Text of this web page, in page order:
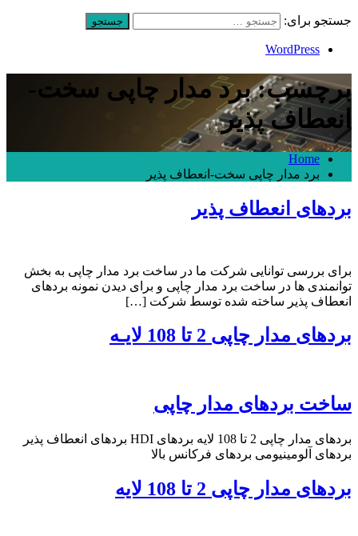
جستجو برای:
WordPress
برچسب: برد مدار چاپی سخت-
انعطاف پذیر
Home
برد مدار چاپی سخت-انعطاف پذیر
بردهای انعطاف پذیر
برای بررسی توانایی شرکت ما در ساخت برد مدار چاپی به بخش
توانمندی ها در ساخت برد مدار چاپی و برای دیدن نمونه بردهای
انعطاف پذیر ساخته شده توسط شرکت […]
بردهای مدار چاپی 2 تا 108 لایـه
ساخت بردهای مدار چاپی
بردهای مدار چاپی 2 تا 108 لایه بردهای HDI بردهای انعطاف پذیر
بردهای آلومینیومی بردهای فرکانس بالا
بردهای مدار چاپی 2 تا 108 لایه